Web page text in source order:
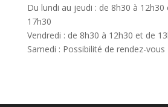
Du lundi au jeudi : de 8h30 à 12h30
17h30
Vendredi : de 8h30 à 12h30 et de
Samedi : Possibilité de rendez-vous